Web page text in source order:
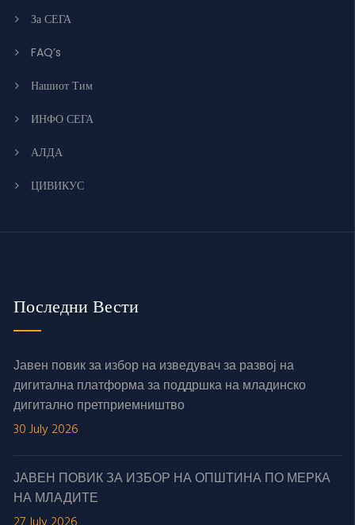
За СЕГА
FAQ’s
Нашиот Тим
ИНФО СЕГА
АЛДА
ЦИВИКУС
Последни Вести
Јавен повик за избор на изведувач за развој на
дигитална платформа за поддршка на младинско
дигитално претприемништво
30 July 2026
ЈАВЕН ПОВИК ЗА ИЗБОР НА ОПШТИНА ПО МЕРКА
НА МЛАДИТЕ